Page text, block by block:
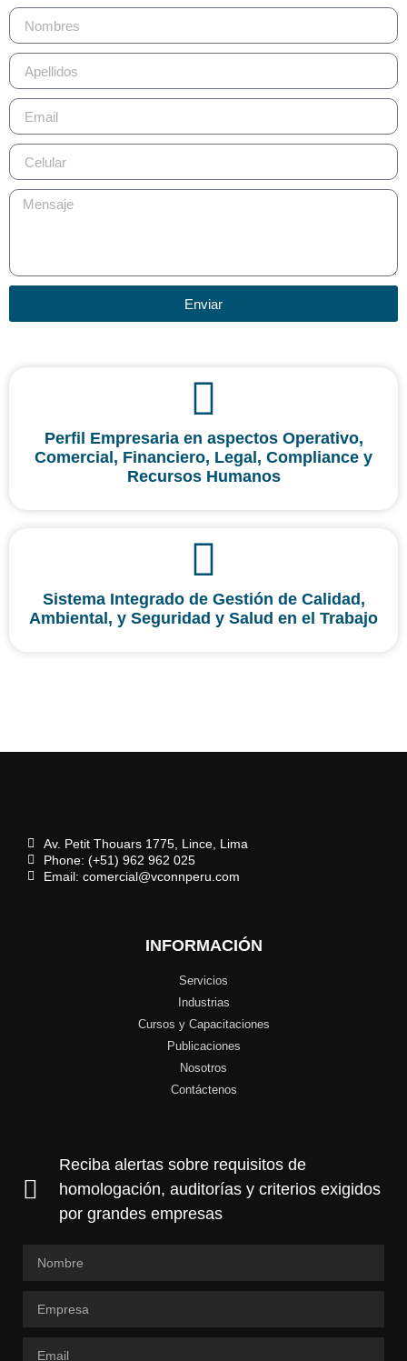
Enviar
Perfil Empresaria en aspectos Operativo,
Comercial, Financiero, Legal, Compliance y
Recursos Humanos
Sistema Integrado de Gestión de Calidad,
Ambiental, y Seguridad y Salud en el Trabajo
Av. Petit Thouars 1775, Lince, Lima
Phone: (+51) 962 962 025
Email: comercial@vconnperu.com
INFORMACIÓN
Servicios
Industrias
Cursos y Capacitaciones
Publicaciones
Nosotros
Contáctenos
Reciba alertas sobre requisitos de
homologación, auditorías y criterios exigidos
por grandes empresas